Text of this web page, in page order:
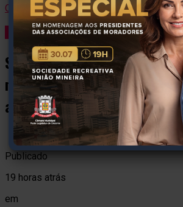
Continue Lendo
Geral
Santa Catarina tem a menor
mortes violentas do país,
ameaças contra mulheres e
Publicado
19 horas atrás
em